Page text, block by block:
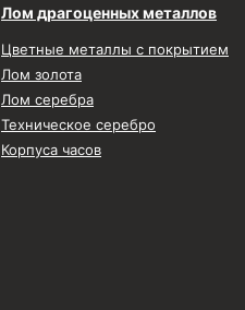
Лом драгоценных металлов
Цветные металлы с покрытием
Лом золота
Лом серебра
Техническое серебро
Корпуса часов